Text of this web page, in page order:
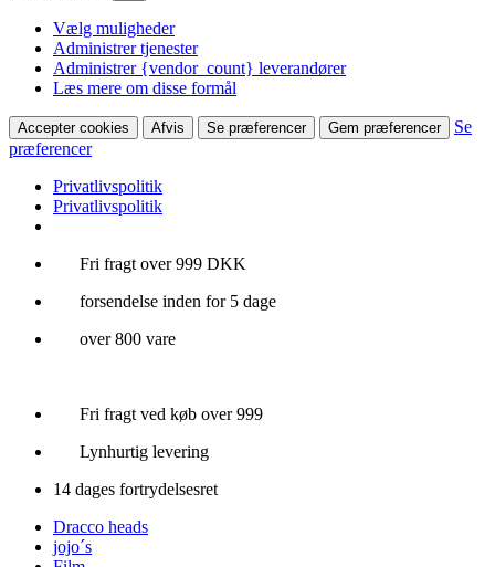
Vælg muligheder
Administrer tjenester
Administrer {vendor_count} leverandører
Læs mere om disse formål
Accepter cookies Afvis Se præferencer Gem præferencer
Se
præferencer
Privatlivspolitik
Privatlivspolitik
Videre
indhold
Fri fragt over 999 DKK
forsendelse inden for 5 dage
over 800 vare
Fri fragt ved køb over 999
Lynhurtig levering
14 dages fortrydelsesret
Dracco heads
jojo´s